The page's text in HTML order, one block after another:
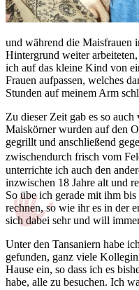
und während die Maisfrauen
Hintergrund weiter
ich auf das kleine Kind von
Frauen aufpassen, welches
Stunden auf meinem Arm
Zu dieser Zeit gab es so
Maiskörner wurden auf den
gegrillt und anschließend
zwischendurch frisch vom
unterrichte ich auch den
inzwischen 18 Jahre alt und
So übe ich gerade mit ihm
rechnen, so wie ihr es in der
sich dabei sehr und will
Unter den Tansaniern habe
gefunden, ganz viele
Hause ein, so dass ich es
habe, alle zu besuchen. Ich